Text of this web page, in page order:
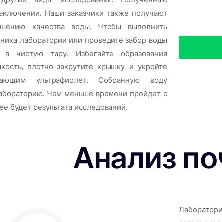
Наши заказчики также получают
качества воды. Чтобы выполнить
лаборатории или проведите забор воды
чистую тару. Избегайте образования
плотно закрутите крышку и укройте
ультрафиолет. Собранную воду
Чем меньше времени пройдет с
будет результата исследований.
Анализ